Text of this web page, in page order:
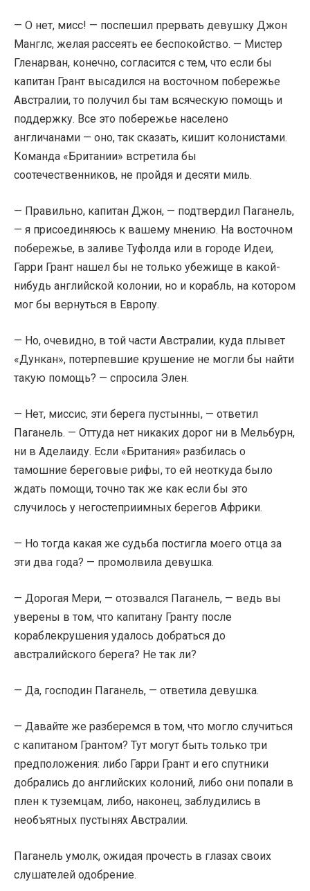
— О нет, мисс! — поспешил прервать девушку Джон
Манглс, желая рассеять ее беспокойство. — Мистер
Гленарван, конечно, согласится с тем, что если бы
капитан Грант высадился на восточном побережье
Австралии, то получил бы там всяческую помощь и
поддержку. Все это побережье населено
англичанами — оно, так сказать, кишит колонистами.
Команда «Британии» встретила бы
соотечественников, не пройдя и десяти миль.
— Правильно, капитан Джон, — подтвердил Паганель,
— я присоединяюсь к вашему мнению. На восточном
побережье, в заливе Туфолда или в городе Идеи,
Гарри Грант нашел бы не только убежище в какой-
нибудь английской колонии, но и корабль, на котором
мог бы вернуться в Европу.
— Но, очевидно, в той части Австралии, куда плывет
«Дункан», потерпевшие крушение не могли бы найти
такую помощь? — спросила Элен.
— Нет, миссис, эти берега пустынны, — ответил
Паганель. — Оттуда нет никаких дорог ни в Мельбурн,
ни в Аделаиду. Если «Британия» разбилась о
тамошние береговые рифы, то ей неоткуда было
ждать помощи, точно так же как если бы это
случилось у негостеприимных берегов Африки.
— Но тогда какая же судьба постигла моего отца за
эти два года? — промолвила девушка.
— Дорогая Мери, — отозвался Паганель, — ведь вы
уверены в том, что капитану Гранту после
кораблекрушения удалось добраться до
австралийского берега? Не так ли?
— Да, господин Паганель, — ответила девушка.
— Давайте же разберемся в том, что могло случиться
с капитаном Грантом? Тут могут быть только три
предположения: либо Гарри Грант и его спутники
добрались до английских колоний, либо они попали в
плен к туземцам, либо, наконец, заблудились в
необъятных пустынях Австралии.
Паганель умолк, ожидая прочесть в глазах своих
слушателей одобрение.